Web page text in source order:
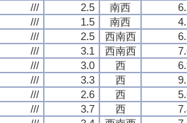
/// 2.5 南西
/// 1.5 南西
/// 2.5 西南西
/// 3.1 西南西
/// 3.0 西
/// 3.3 西
/// 2.6 西
/// 3.7 西